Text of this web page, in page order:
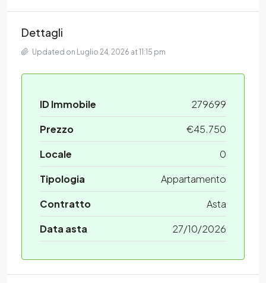
Dettagli
Updated on Luglio 24, 2026 at 11:15 pm
ID Immobile
279699
Prezzo
€45.750
Locale
0
Tipologia
Appartamento
Contratto
Asta
Data asta
27/10/2026